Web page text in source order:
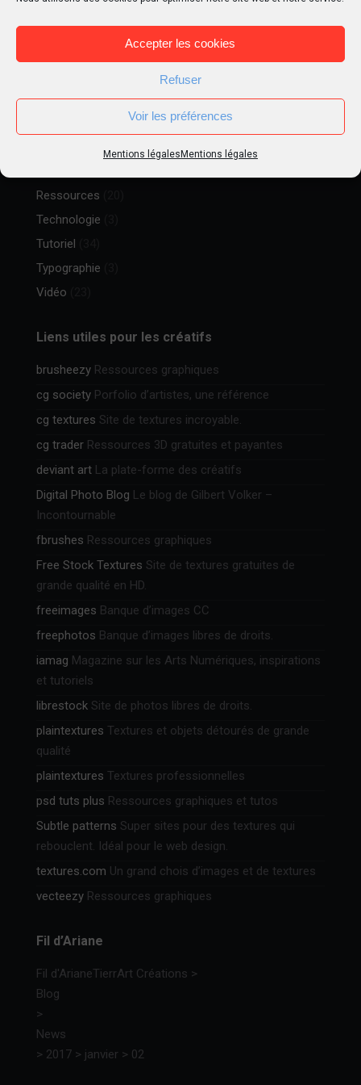
Accepter les cookies
Refuser
Voir les préférences
Mentions légalesMentions légales
Illustrations(30)
Matte Painting(5)
Ressources
Technologie
Tutoriel
Typographie
Vidéo
Liens utiles pour les créatifs
brusheezy Ressources graphiques
cg society Porfolio d’artistes, une référence
cg textures Site de textures incroyable.
cg trader Ressources 3D gratuites et payantes
deviant art La plate-forme des créatifs
Digital Photo Blog Le blog de Gilbert Volker –
Incontournable
fbrushes Ressources graphiques
Free Stock Textures Site de textures gratuites de
grande qualité en HD.
freeimages Banque d’images CC
freephotos Banque d’images libres de droits.
iamag Magazine sur les Arts Numériques, inspirations
et tutoriels
librestock Site de photos libres de droits.
plaintextures Textures et objets détourés de grande
qualité
plaintextures Textures professionnelles
psd tuts plus Ressources graphiques et tutos
Subtle patterns Super sites pour des textures qui
rebouclent. Idéal pour le web design.
textures.com Un grand chois d’images et de textures
vecteezy Ressources graphiques
Fil d’Ariane
Fil d'ArianeTierrArt Créations >
Blog
>
News
> 2017 > janvier > 02